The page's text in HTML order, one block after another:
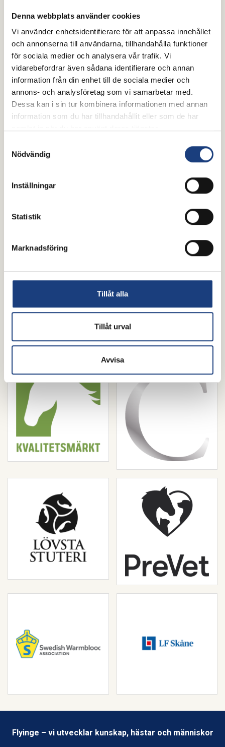
Denna webbplats använder cookies
Vi använder enhetsidentifierare för att anpassa innehållet
och annonserna till användarna, tillhandahålla funktioner
för sociala medier och analysera vår trafik. Vi
vidarebefordrar även sådana identifierare och annan
information från din enhet till de sociala medier och
annons- och analysföretag som vi samarbetar med.
Dessa kan i sin tur kombinera informationen med annan
information som du har tillhandahållit eller som de har
Nödvändig
Inställningar
Statistik
Marknadsföring
Tillåt alla
Tillåt urval
Avvisa
Flyinge – vi utvecklar kunskap, hästar och människor